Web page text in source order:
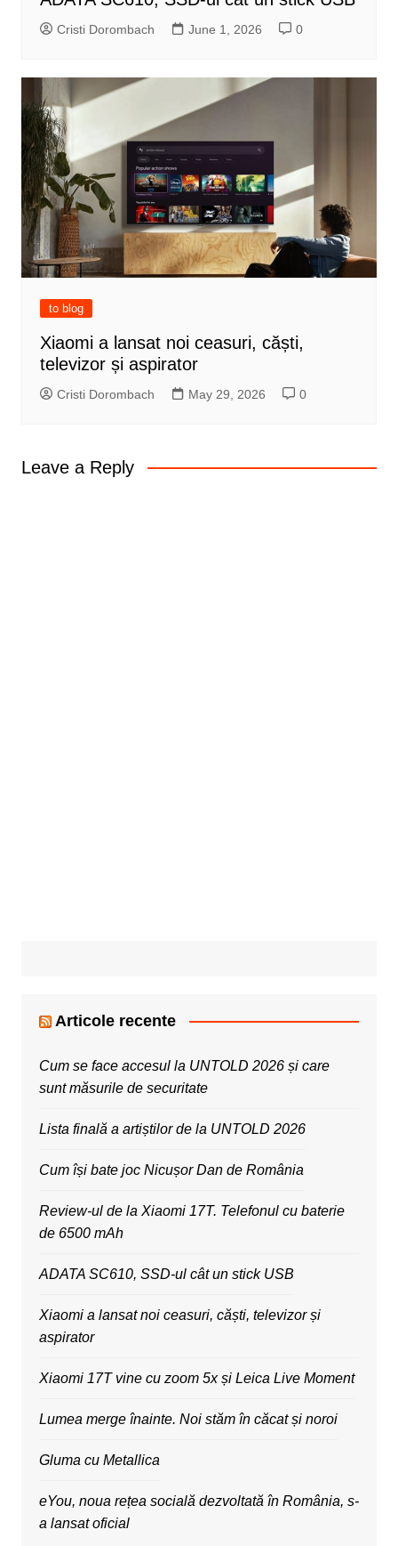
Cristi Dorombach June 1, 2026 0
to blog
Xiaomi a lansat noi ceasuri, căști,
televizor și aspirator
Cristi Dorombach May 29, 2026 0
Leave a Reply
Articole recente
Cum se face accesul la UNTOLD 2026 și care
sunt măsurile de securitate
Lista finală a artiștilor de la UNTOLD 2026
Cum își bate joc Nicușor Dan de România
Review-ul de la Xiaomi 17T. Telefonul cu baterie
de 6500 mAh
ADATA SC610, SSD-ul cât un stick USB
Xiaomi a lansat noi ceasuri, căști, televizor și
aspirator
Xiaomi 17T vine cu zoom 5x și Leica Live Moment
Lumea merge înainte. Noi stăm în căcat și noroi
Gluma cu Metallica
eYou, noua rețea socială dezvoltată în România, s-
a lansat oficial